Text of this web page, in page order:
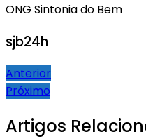
ONG Sintonia do Bem
sjb24h
Navegação
de
Post
Anterior
Próximo
Artigos